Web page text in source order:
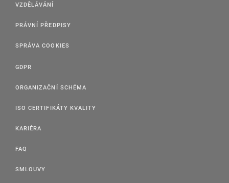
VZDĚLÁVÁNÍ
PRÁVNÍ PŘEDPISY
SPRÁVA COOKIES
GDPR
ORGANIZAČNÍ SCHÉMA
ISO CERTIFIKÁTY KVALITY
KARIÉRA
FAQ
SMLOUVY